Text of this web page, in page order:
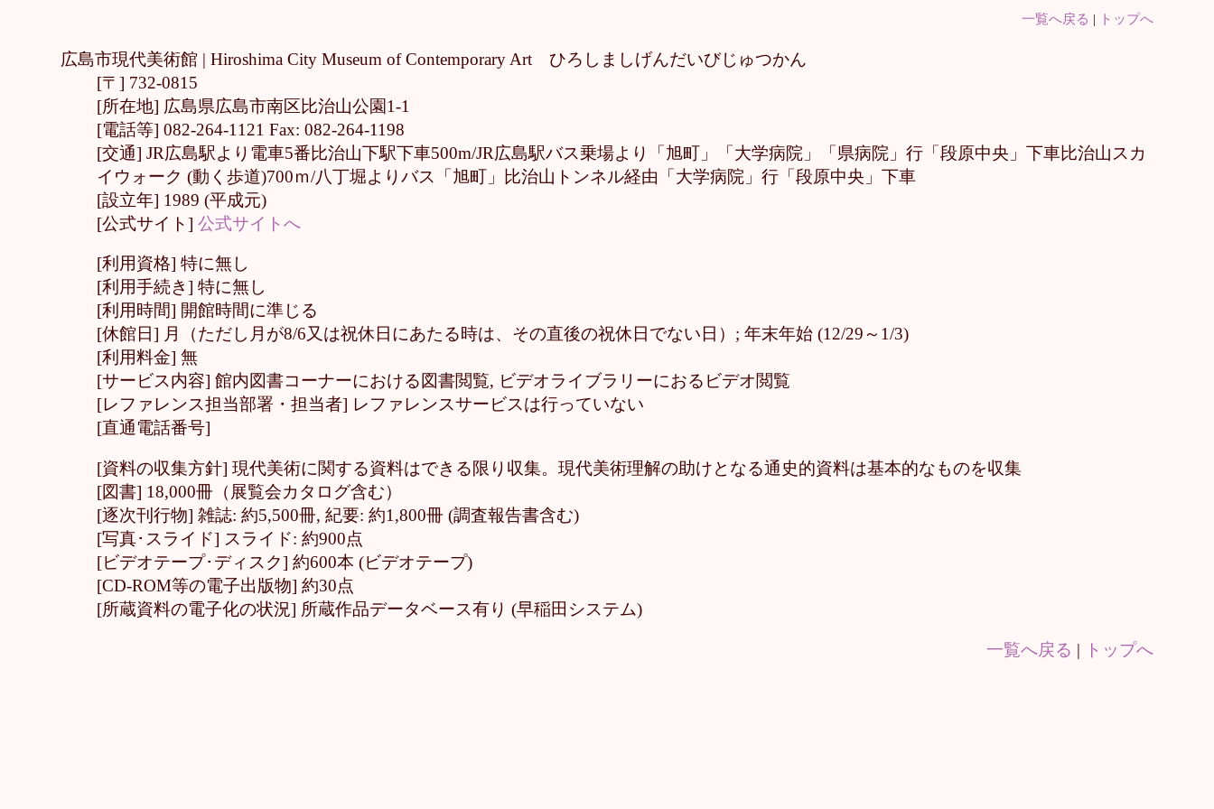
一覧へ戻る | トップへ
広島市現代美術館 |Hiroshima City Museum of Contemporary Art ひろしましげんだいびじゅつかん
[〒] 732-0815
[所在地] 広島県広島市南区比治山公園1-1
[電話等] 082-264-1121 Fax: 082-264-1198
[交通] JR広島駅より電車5番比治山下駅下車500m/JR広島駅バス乗場より「旭町」「大学病院」「県病院」行「段原中央」下車比治山スカ
イウォーク (動く歩道)700ｍ/八丁堀よりバス「旭町」比治山トンネル経由「大学病院」行「段原中央」下車
[設立年] 1989 (平成元)
[公式サイト]公式サイトへ
[利用資格] 特に無し
[利用手続き] 特に無し
[利用時間] 開館時間に準じる
[休館日] 月（ただし月が8/6又は祝休日にあたる時は、その直後の祝休日でない日）; 年末年始 (12/29～1/3)
[利用料金] 無
[サービス内容] 館内図書コーナーにおける図書閲覧, ビデオライブラリーにおるビデオ閲覧
[レファレンス担当部署・担当者] レファレンスサービスは行っていない
[直通電話番号]
[資料の収集方針] 現代美術に関する資料はできる限り収集。現代美術理解の助けとなる通史的資料は基本的なものを収集
[図書] 18,000冊（展覧会カタログ含む）
[逐次刊行物] 雑誌: 約5,500冊, 紀要: 約1,800冊 (調査報告書含む)
[写真･スライド] スライド: 約900点
[ビデオテープ･ディスク] 約600本 (ビデオテープ)
[CD-ROM等の電子出版物] 約30点
[所蔵資料の電子化の状況] 所蔵作品データベース有り (早稲田システム)
一覧へ戻る | トップへ